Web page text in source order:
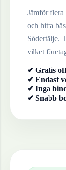
Jämför flera
och hitta
Södertälje.
vilket
✔ Gratis
✔ Endast
✔ Inga
✔ Snabb